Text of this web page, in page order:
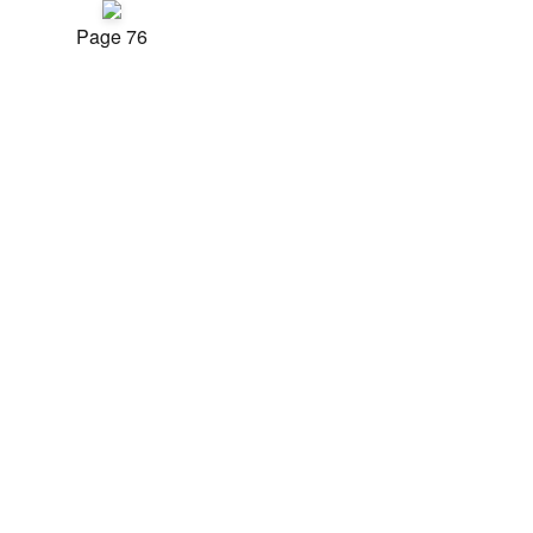
Page 76